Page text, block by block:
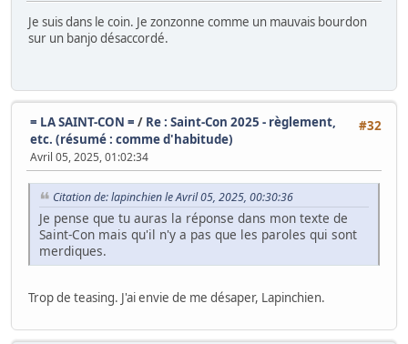
Je suis dans le coin. Je zonzonne comme un mauvais bourdon
sur un banjo désaccordé.
#32
= LA SAINT-CON = / Re : Saint-Con 2025 - règlement,
etc. (résumé : comme d'habitude)
Avril 05, 2025, 01:02:34
Citation de: lapinchien le Avril 05, 2025, 00:30:36
Je pense que tu auras la réponse dans mon texte de
Saint-Con mais qu'il n'y a pas que les paroles qui sont
merdiques.
Trop de teasing. J'ai envie de me désaper, Lapinchien.